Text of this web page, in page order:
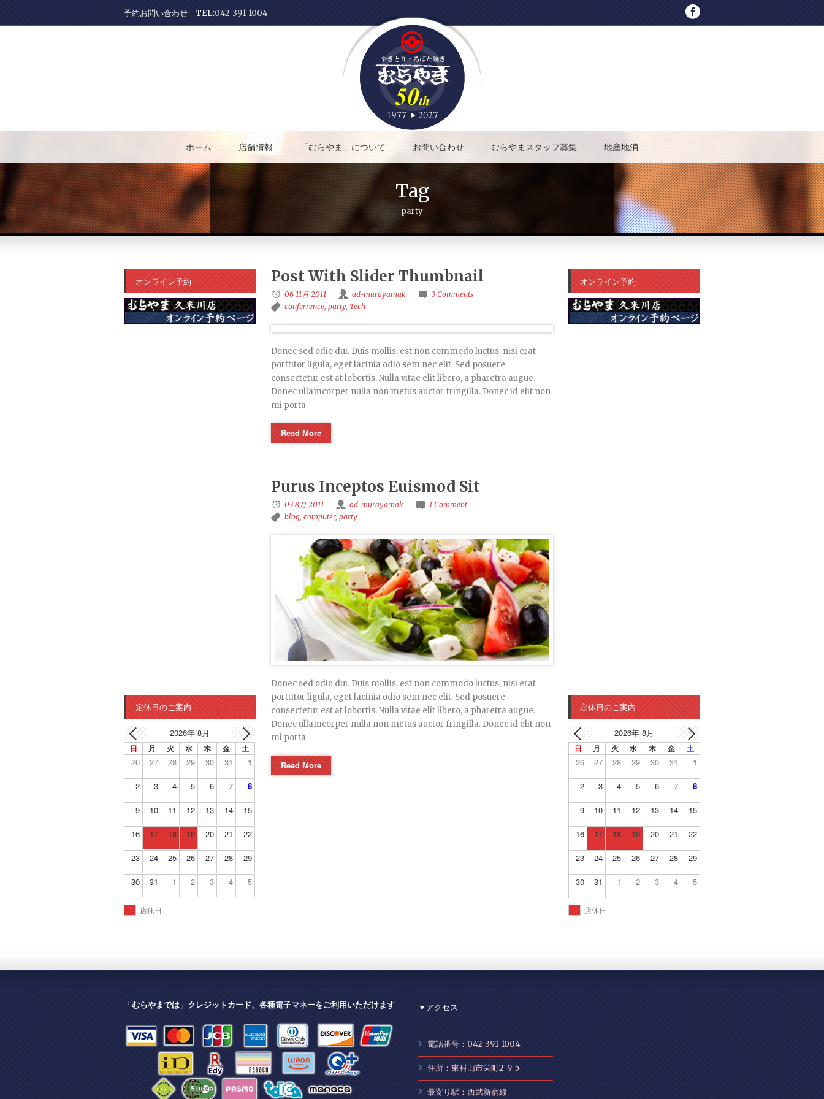
予約お問い合わせ TEL:042-391-1004
ホーム 店舗情報 「むらやま」について お問い合わせ むらやまスタッフ募集 地産地消
Tag
party
Post With Slider Thumbnail
06 11月 2011 ad-murayamak
3 Comments
conferrence, party, Tech
Donec sed odio dui. Duis mollis, est non commodo luctus, nisi erat
porttitor ligula, eget lacinia odio sem nec elit. Sed posuere
consectetur est at lobortis. Nulla vitae elit libero, a pharetra augue.
Donec ullamcorper nulla non metus auctor fringilla. Donec id elit non
mi porta
Read More
Purus Inceptos Euismod Sit
03 8月 2011 ad-murayamak
1 Comment
blog, computer, party
Donec sed odio dui. Duis mollis, est non commodo luctus, nisi erat
porttitor ligula, eget lacinia odio sem nec elit. Sed posuere
consectetur est at lobortis. Nulla vitae elit libero, a pharetra augue.
Donec ullamcorper nulla non metus auctor fringilla. Donec id elit non
mi porta
Read More
オンライン予約
定休日のご案内
2026年 8月
日 月 火 水 木 金 土
26 27 28 29 30 31 1
2 3 4 5 6 7 8
9 10 11 12 13 14 15
16 17 18 19 20 21 22
23 24 25 26 27 28 29
30 31 1 2 3 4 5
店休日
オンライン予約
定休日のご案内
2026年 8月
日 月 火 水 木 金 土
26 27 28 29 30 31 1
2 3 4 5 6 7 8
9 10 11 12 13 14 15
16 17 18 19 20 21 22
23 24 25 26 27 28 29
30 31 1 2 3 4 5
店休日
「むらやまでは」クレジットカード、各種電子マネーをご利用いただけます ▼アクセス
電話番号：042-391-1004
住所：東村山市栄町2-9-5
最寄り駅：西武新宿線